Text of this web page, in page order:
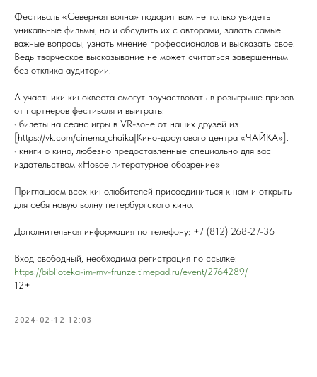
Фестиваль «Северная волна» подарит вам не только увидеть
уникальные фильмы, но и обсудить их с авторами, задать самые
важные вопросы, узнать мнение профессионалов и высказать свое.
Ведь творческое высказывание не может считаться завершенным
без отклика аудитории.
А участники киноквеста смогут поучаствовать в розыгрыше призов
от партнеров фестиваля и выиграть:
· билеты на сеанс игры в VR-зоне от наших друзей из
[https://vk.com/cinema_chaika|Кино-досугового центра «ЧАЙКА»].
· книги о кино, любезно предоставленные специально для вас
издательством «Новое литературное обозрение»
Приглашаем всех кинолюбителей присоединиться к нам и открыть
для себя новую волну петербургского кино.
Дополнительная информация по телефону: +7 (812) 268-27-36
Вход свободный, необходима регистрация по ссылке:
https://biblioteka-im-mv-frunze.timepad.ru/event/2764289/
12+
2024-02-12 12:03